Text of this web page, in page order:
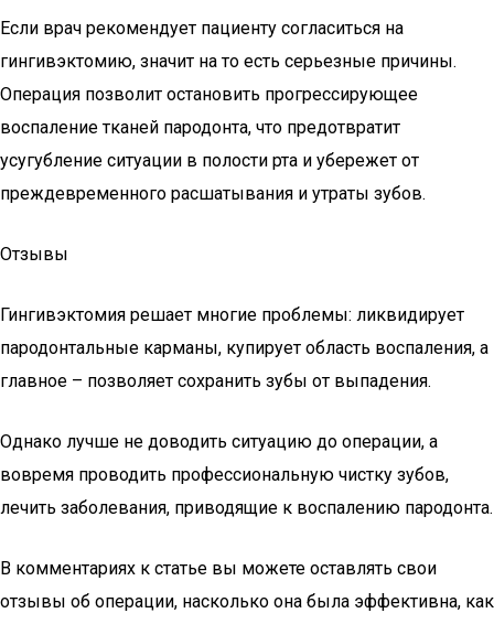
Если врач рекомендует пациенту согласиться на
гингивэктомию, значит на то есть серьезные причины.
Операция позволит остановить прогрессирующее
воспаление тканей пародонта, что предотвратит
усугубление ситуации в полости рта и убережет от
преждевременного расшатывания и утраты зубов.
Отзывы
Гингивэктомия решает многие проблемы: ликвидирует
пародонтальные карманы, купирует область воспаления, а
главное – позволяет сохранить зубы от выпадения.
Однако лучше не доводить ситуацию до операции, а
вовремя проводить профессиональную чистку зубов,
лечить заболевания, приводящие к воспалению пародонта.
В комментариях к статье вы можете оставлять свои
отзывы об операции, насколько она была эффективна, как